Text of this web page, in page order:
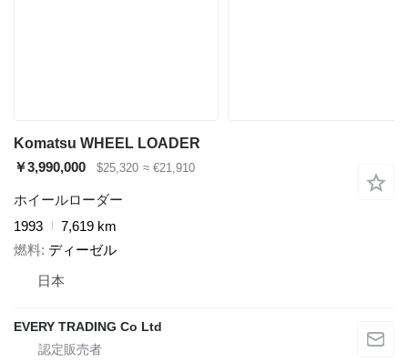
Komatsu WHEEL LOADER
￥3,990,000
$25,320 ≈ €21,910
ホイールローダー
1993
7,619 km
燃料 ディーゼル
日本
EVERY TRADING Co Ltd